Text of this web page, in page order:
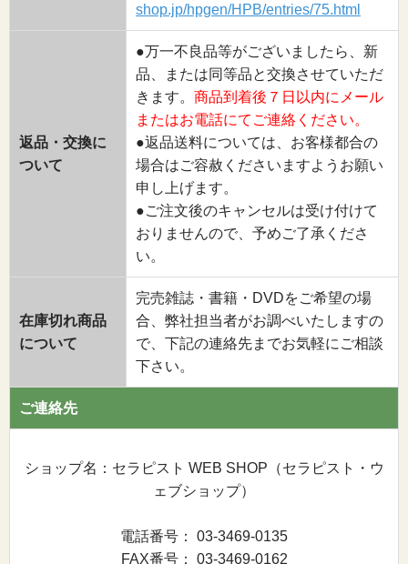
shop.jp/hpgen/HPB/entries/75.html
返品・交換に
ついて
●万一不良品等がございましたら、新
品、または同等品と交換させていただ
きます。 商品到着後７日以内にメール
またはお電話にてご連絡ください。
●返品送料については、お客様都合の
場合はご容赦くださいますようお願い
申し上げます。
●ご注文後のキャンセルは受け付けて
おりませんので、予めご了承くださ
い。
在庫切れ商品
について
完売雑誌・書籍・DVDをご希望の場
合、弊社担当者がお調べいたしますの
で、下記の連絡先までお気軽にご相談
下さい。
ご連絡先
ショップ名：セラピスト WEB SHOP（セラピスト・ウ
ェブショップ）
電話番号： 03-3469-0135
FAX番号： 03-3469-0162